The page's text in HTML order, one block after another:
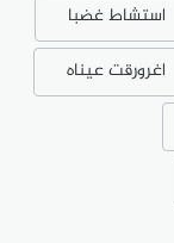
استشاط غضبا
اغرورقت عيناه